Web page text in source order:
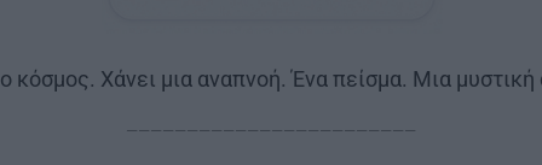
ο κόσμος. Χάνει μια αναπνοή. Ένα πείσμα. Μια
————————————————————————